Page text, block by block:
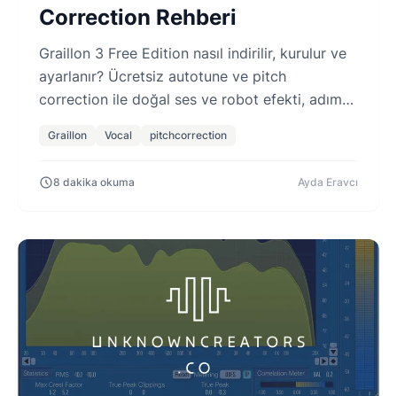
Correction Rehberi
Graillon 3 Free Edition nasıl indirilir, kurulur ve
ayarlanır? Ücretsiz autotune ve pitch
correction ile doğal ses ve robot efekti, adım
Graillon Vocal pitchcorrection
8 dakika okuma Ayda Eravcı